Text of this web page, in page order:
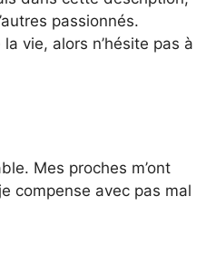
passionnés.
vie, alors n’hésite pas à
Mes proches m’ont
compense avec pas mal